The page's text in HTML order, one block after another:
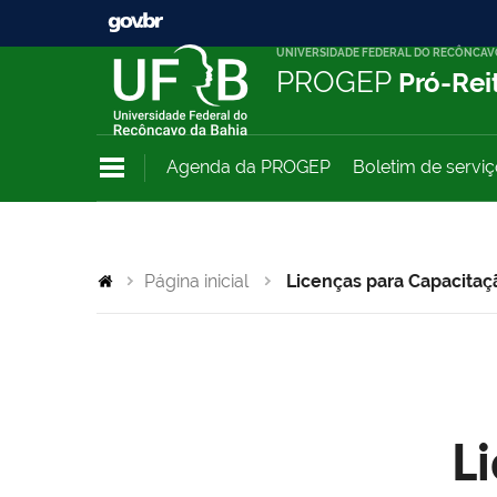
UNIVERSIDADE FEDERAL DO
PROGEP Pró-
Agenda da PROGEP Boletim de
Página inicial Licenças para